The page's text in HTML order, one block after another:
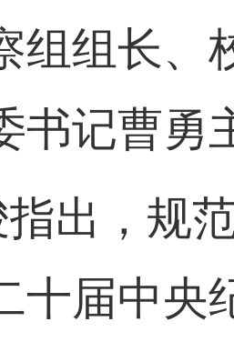
组组长、
书记曹勇
出，规
十届中央